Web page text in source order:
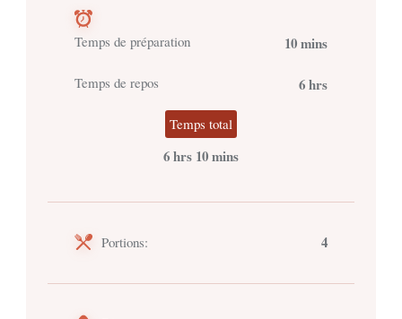
Temps de préparation 10 mins
Temps de repos 6 hrs
Temps total
6 hrs 10 mins
Portions: 4